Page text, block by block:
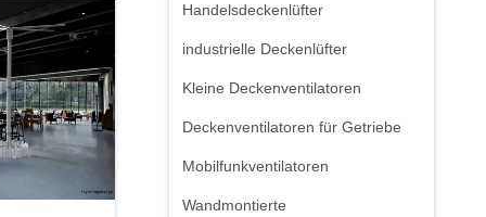
Handelsdeckenlüfter
industrielle Deckenlüfter
Kleine Deckenventilatoren
Deckenventilatoren für Getriebe
Mobilfunkventilatoren
Wandmontierte